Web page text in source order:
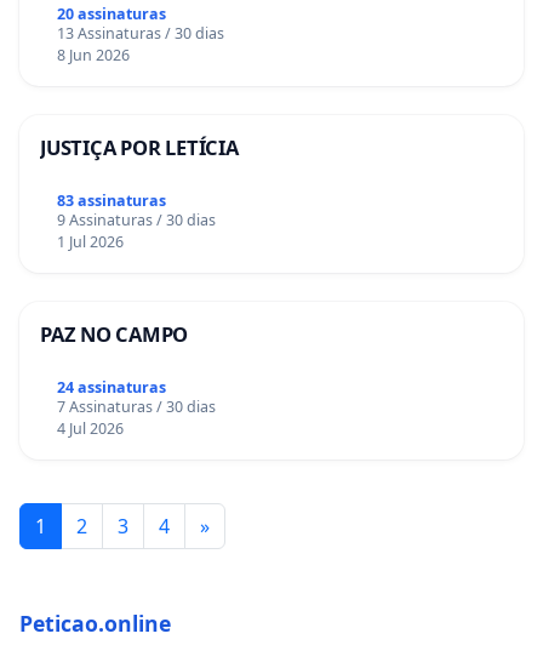
20 assinaturas
13 Assinaturas / 30 dias
8 Jun 2026
JUSTIÇA POR LETÍCIA
83 assinaturas
9 Assinaturas / 30 dias
1 Jul 2026
PAZ NO CAMPO
24 assinaturas
7 Assinaturas / 30 dias
4 Jul 2026
1 2 3 4 »
Peticao.online